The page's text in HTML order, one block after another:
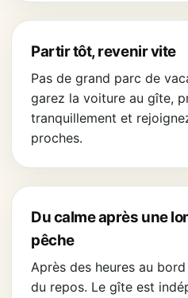
Partir tôt, revenir vite
Pas de grand parc de
garez la voiture au gîte,
tranquillement et
proches.
Du calme après une
pêche
Après des heures au
du repos. Le gîte est